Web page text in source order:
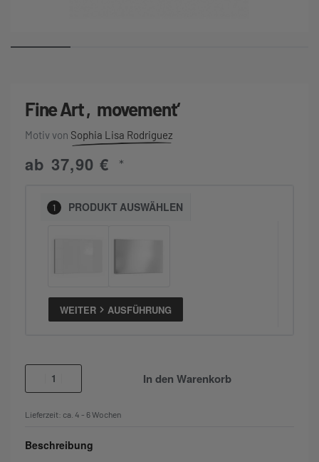
Fine Art ‚movement‘
Sophia Lisa Rodriguez
ab 37,90€ *
1 PRODUKTAUSWÄHLEN
WEITER AUSFÜHRUNG
In den Warenkorb
Lieferzeit: ca. 4 - 6 Wochen
Beschreibung